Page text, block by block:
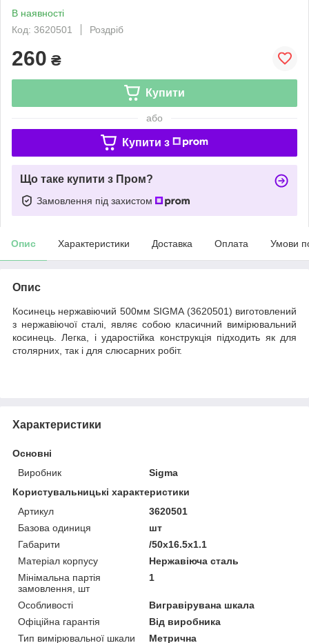
В наявності
Код: 3620501
Роздріб
260 ₴
Купити
або
Купити з
Що таке купити з Пром?
Замовлення під захистом
Опис Характеристики Доставка Оплата Умови
Опис
Косинець нержавіючий 500мм SIGMA (3620501) виготовлений
з нержавіючої сталі, являє собою класичний вимірювальний
косинець. Легка, і ударостійка конструкція підходить як для
столярних, так і для слюсарних робіт.
Характеристики
Основні
Виробник
Sigma
Користувальницькі характеристики
Артикул
3620501
Базова одиниця
шт
Габарити
/50x16.5x1.1
Матеріал корпусу
Нержавіюча сталь
Мінімальна партія
замовлення, шт
1
Особливості
Вигравірувана шкала
Офіційна гарантія
Від виробника
Тип вимірювальної шкали
Метрична